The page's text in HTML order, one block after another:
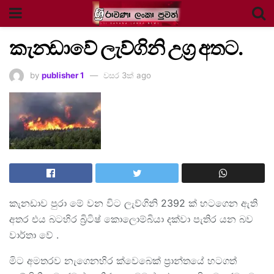
කැනඩාවේ ලැව්ගිනි උග්‍ර අතට.
by publisher 1 වසර 3ක් ago
කැනඩාව පුරා මේ වන විට ලැව්ගිනි 2392 ක් හටගෙන ඇති
අතර එය බටහිර බ්‍රිටිෂ් කොලොම්බියා දක්වා පැතිර යන බව
වාර්තා වේ .
මිට අමතරව නැගෙනහිර ක්වෙබෙක් ප්‍රාන්තයේ හටගත්